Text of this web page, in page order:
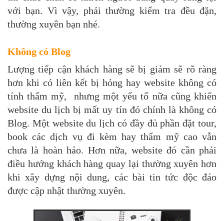
với bạn. Vì vậy, phải thường kiểm tra đều đặn,
thường xuyên bạn nhé.
Không có Blog
Lượng tiếp cận khách hàng sẽ bị giảm sẽ rõ ràng
hơn khi có liên kết bị hỏng hay website không có
tính thẩm mỹ, nhưng một yếu tố nữa cũng khiến
website du lịch bị mất uy tín đó chính là không có
Blog. Một website du lịch có đầy đủ phần đặt tour,
book các dịch vụ đi kèm hay thẩm mỹ cao vẫn
chưa là hoàn hảo. Hơn nữa, website đó cần phải
điều hướng khách hàng quay lại thường xuyên hơn
khi xây dựng nội dung, các bài tin tức độc đáo
được cập nhật thường xuyên.